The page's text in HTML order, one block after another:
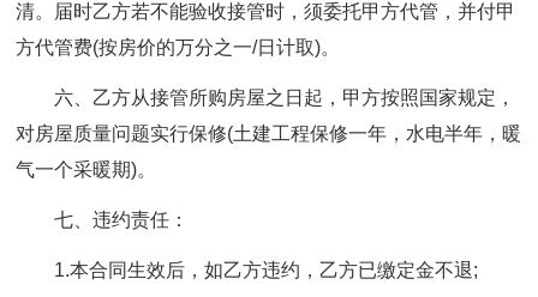
清。 届时乙方若不能验收接管时，须委托甲方代管，并付甲
方代管费(按房价的万分之一/日计取)。
六、乙方从接管所购房屋之日起，甲方按照国家规定，
对房屋质量问题实行保修(土建工程保修一年，水电半年，暖
气一个采暖期)。
七、违约责任：
1.本合同生效后，如乙方违约，乙方已缴定金不退;